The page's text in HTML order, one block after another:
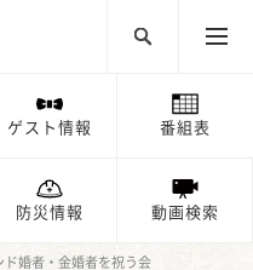
ゲスト情報 番組表
防災情報 動画検索
ド婚者・金婚者を祝う会